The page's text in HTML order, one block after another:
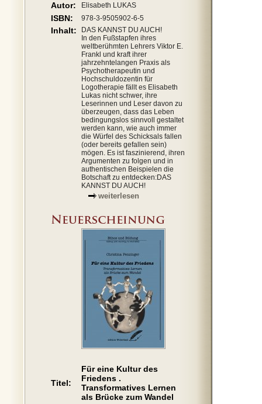
Autor:
Elisabeth LUKAS
ISBN: 978-3-9505902-6-5
Inhalt:
DAS KANNST DU AUCH!
In den Fußstapfen ihres
weltberühmten Lehrers Viktor E.
Frankl und kraft ihrer
jahrzehntelangen Praxis als
Psychotherapeutin und
Hochschuldozentin für
Logotherapie fällt es Elisabeth
Lukas nicht schwer, ihre
Leserinnen und Leser davon zu
überzeugen, dass das Leben
bedingungslos sinnvoll gestaltet
werden kann, wie auch immer
die Würfel des Schicksals fallen
(oder bereits gefallen sein)
mögen. Es ist faszinierend, ihren
Argumenten zu folgen und in
authentischen Beispielen die
Botschaft zu entdecken:DAS
KANNST DU AUCH!
weiterlesen
Titel:
Für eine Kultur des
Friedens .
Transformatives Lernen
als Brücke zum Wandel